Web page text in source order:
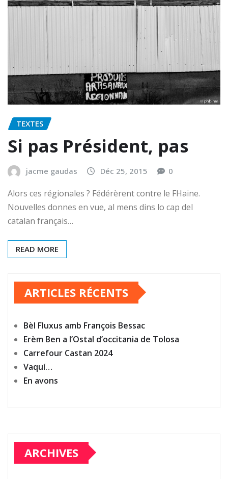
TEXTES
Si pas Président, pas
jacme gaudas Déc 25, 2015 0
Alors ces régionales ? Fédérèrent contre le FHaine.
Nouvelles donnes en vue, al mens dins lo cap del
catalan français…
READ MORE
ARTICLES RÉCENTS
Bèl Fluxus amb François Bessac
Erèm Ben a l’Ostal d’occitania de Tolosa
Carrefour Castan 2024
Vaquí…
En avons
ARCHIVES